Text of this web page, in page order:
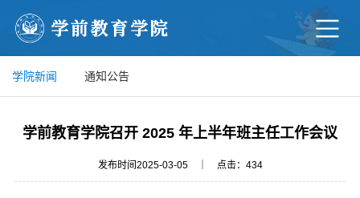
学院新闻 通知公告
学前教育学院召开 2025 年上半年班主任工作会议
发布时间2025-03-05 ｜ 点击： 434